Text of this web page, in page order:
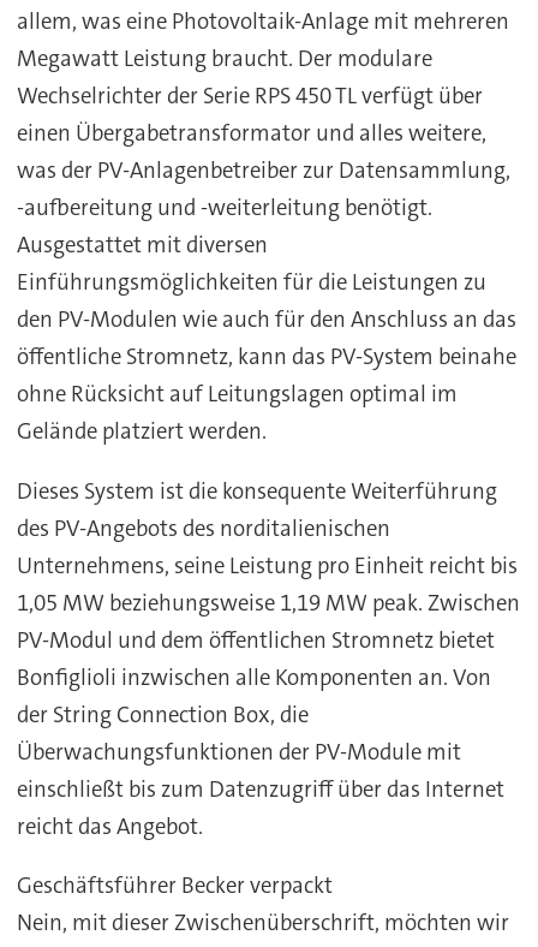
allem, was eine Photovoltaik-Anlage mit mehreren
Megawatt Leistung braucht. Der modulare
Wechselrichter der Serie RPS 450 TL verfügt über
einen Übergabetransformator und alles weitere,
was der PV-Anlagenbetreiber zur Datensammlung,
-aufbereitung und -weiterleitung benötigt.
Ausgestattet mit diversen
Einführungsmöglichkeiten für die Leistungen zu
den PV-Modulen wie auch für den Anschluss an das
öffentliche Stromnetz, kann das PV-System beinahe
ohne Rücksicht auf Leitungslagen optimal im
Gelände platziert werden.
Dieses System ist die konsequente Weiterführung
des PV-Angebots des norditalienischen
Unternehmens, seine Leistung pro Einheit reicht bis
1,05 MW beziehungsweise 1,19 MW peak. Zwischen
PV-Modul und dem öffentlichen Stromnetz bietet
Bonfiglioli inzwischen alle Komponenten an. Von
der String Connection Box, die
Überwachungsfunktionen der PV-Module mit
einschließt bis zum Datenzugriff über das Internet
reicht das Angebot.
Geschäftsführer Becker verpackt
Nein, mit dieser Zwischenüberschrift, möchten wir